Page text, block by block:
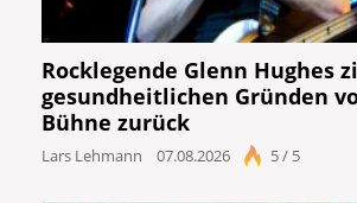
Rocklegende Glenn Hughes
gesundheitlichen Gründen
Bühne zurück
Lars Lehmann 07.08.2026 5 / 5